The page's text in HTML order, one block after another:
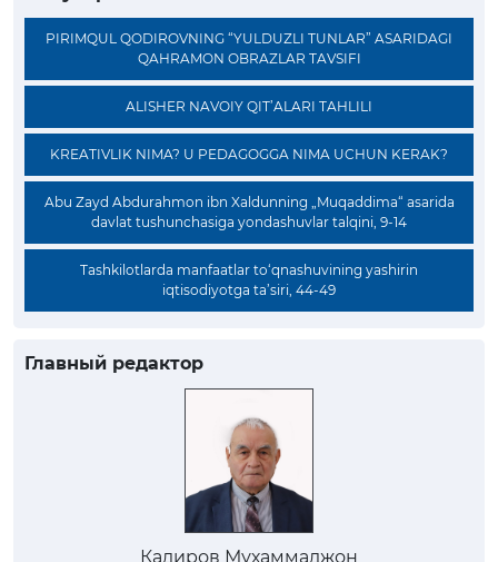
PIRIMQUL QODIROVNING “YULDUZLI TUNLAR” ASARIDAGI
QAHRAMON OBRAZLAR TAVSIFI
ALISHER NAVOIY QIT’ALARI TAHLILI
KREATIVLIK NIMA? U PEDAGOGGA NIMA UCHUN KERAK?
Abu Zayd Abdurahmon ibn Xaldunning „Muqaddima“ asarida
davlat tushunchasiga yondashuvlar talqini, 9-14
Tashkilotlarda manfaatlar to‘qnashuvining yashirin
iqtisodiyotga ta’siri, 44-49
Главный редактор
Кадиров Мухаммаджон